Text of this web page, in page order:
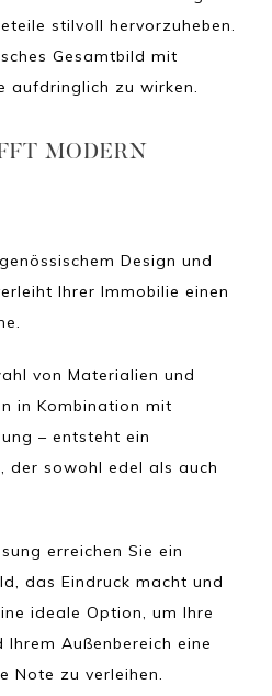
stilvoll hervorzuheben.
Gesamtbild mit
aufdringlich zu wirken.
MODERN
Design und
Ihrer Immobilie einen
von Materialien und
in Kombination mit
– entsteht ein
der sowohl edel als auch
erreichen Sie ein
das Eindruck macht und
ideale Option, um Ihre
Außenbereich eine
Note zu verleihen.